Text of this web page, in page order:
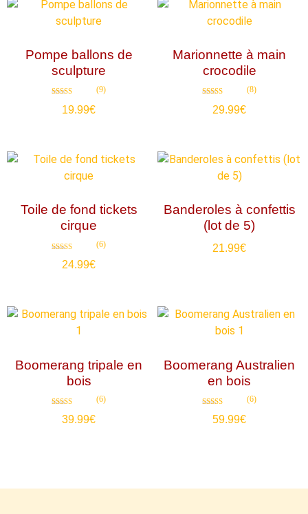
Pompe ballons de
sculpture
4.89
(9)
19.99€
Marionnette à main
crocodile
4.88
(8)
29.99€
Toile de fond tickets
cirque
4.33
(6)
24.99€
Banderoles à confettis
(lot de 5)
21.99€
Boomerang tripale en
bois
4.83
(6)
39.99€
Boomerang Australien
en bois
4.83
(6)
59.99€